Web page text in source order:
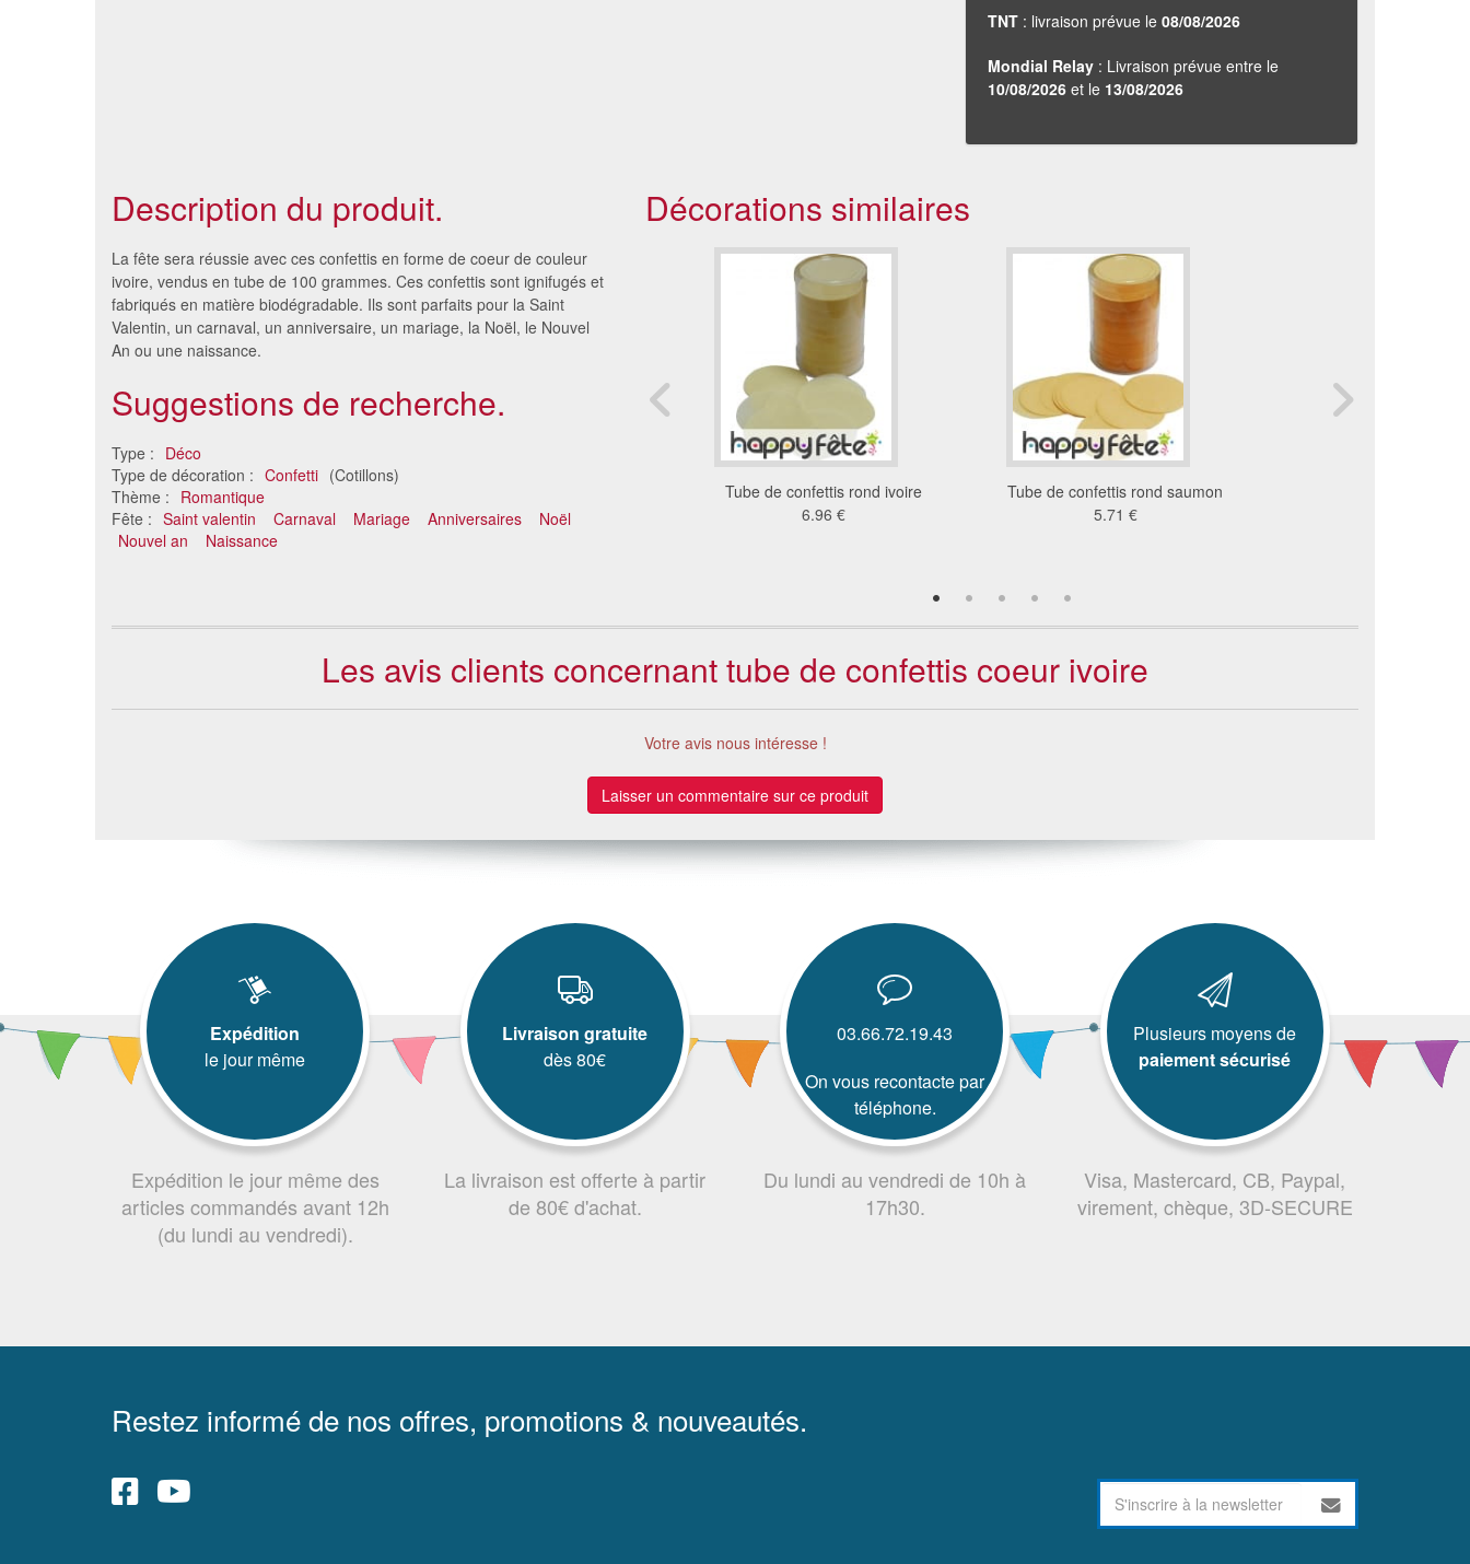
TNT : livraison prévue le 08/08/2026
Mondial Relay : Livraison prévue entre le
10/08/2026 et le 13/08/2026
Description du produit.
La fête sera réussie avec ces confettis en forme de coeur de couleur
ivoire, vendus en tube de 100 grammes. Ces confettis sont ignifugés et
fabriqués en matière biodégradable. Ils sont parfaits pour la Saint
Valentin, un carnaval, un anniversaire, un mariage, la Noël, le Nouvel
An ou une naissance.
Suggestions de recherche.
Type : Déco
Type de décoration : Confetti (Cotillons)
Thème : Romantique
Fête : Saint valentin Carnaval Mariage Anniversaires
Noël
Nouvel an
Naissance
Décorations similaires
3 tubes de confettis rectangles
vertes
2.88 €
8.42 €
Tube de confettis rond ivoire
6.96 €
Tube de confettis rond saumon
5.71 €
Les avis clients concernant tube de confettis coeur ivoire
Votre avis nous intéresse !
Laisser un commentaire sur ce produit
Expédition
le jour même
Expédition le jour même des
articles commandés avant 12h
(du lundi au vendredi).
Livraison gratuite
dès 80€
La livraison est offerte à partir
de 80€ d'achat.
03.66.72.19.43
On vous recontacte par
téléphone.
Du lundi au vendredi de 10h à
17h30.
Plusieurs moyens de
paiement sécurisé
Visa, Mastercard, CB, Paypal,
virement, chèque, 3D-SECURE
Restez informé de nos offres, promotions & nouveautés.